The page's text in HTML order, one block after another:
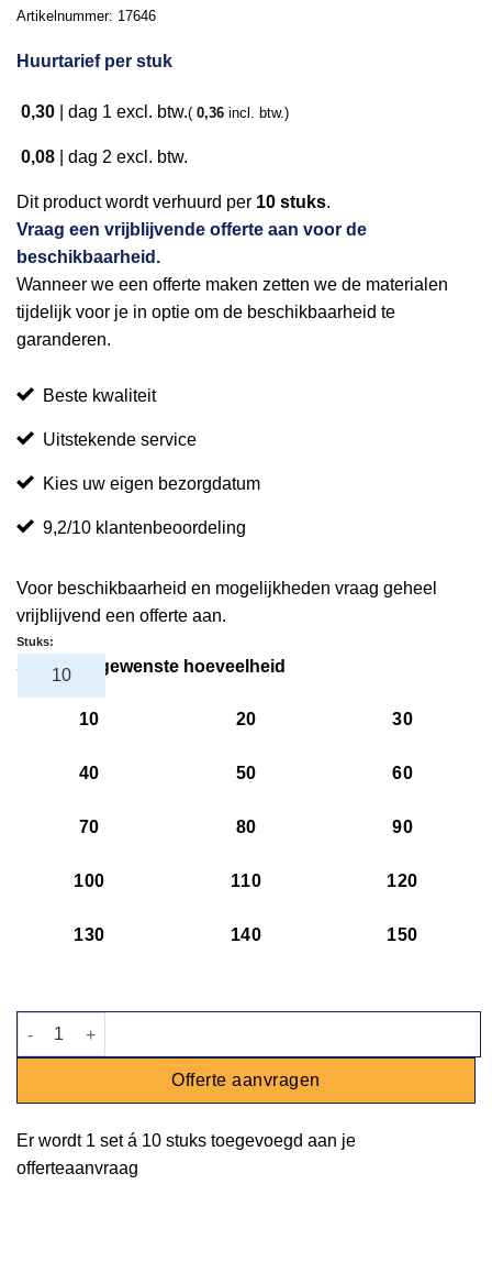
Artikelnummer: 17646
Huurtarief per stuk
0,30 dag 1 excl. btw.( 0,36 incl. btw.)
0,08 dag 2 excl. btw.
Dit product wordt verhuurd per 10 stuks.
Vraag een vrijblijvende offerte aan voor de
beschikbaarheid.
Wanneer we een offerte maken zetten we de materialen
tijdelijk voor je in optie om de beschikbaarheid te
garanderen.
Beste kwaliteit
Uitstekende service
Kies uw eigen bezorgdatum
9,2/10 klantenbeoordeling
Voor beschikbaarheid en mogelijkheden vraag geheel
vrijblijvend een offerte aan.
Selecteer gewenste hoeveelheid
10 20 30
40 50 60
70 80 90
100 110 120
130 140 150
Stuks:
Bord Ariane - Ø 25cm aantal
Offerte aanvragen
Er wordt 1 setá 10 stuks toegevoegd aan je
offerteaanvraag